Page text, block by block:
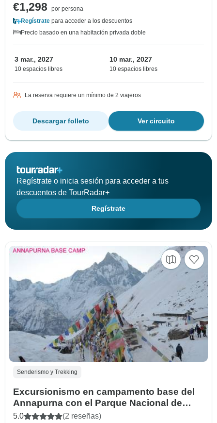
€1,298
por persona
Regístrate para acceder a los descuentos
Precio basado en una habitación privada doble
3 mar., 2027
10 espacios libres
10 mar., 2027
10 espacios libres
La reserva requiere un mínimo de 2 viajeros
Ver circuito
Descargar folleto
Regístrate o inicia sesión para acceder a tus
descuentos de TourRadar+
Regístrate
Senderismo y Trekking
Excursionismo en campamento base del
Annapurna con el Parque Nacional de
Chitwan - 14 días
5.0 (2 reseñas)